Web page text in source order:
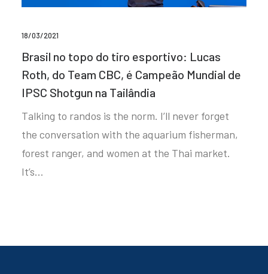
18/03/2021
Brasil no topo do tiro esportivo: Lucas
Roth, do Team CBC, é Campeão Mundial de
IPSC Shotgun na Tailândia
Talking to randos is the norm. I’ll never forget
the conversation with the aquarium fisherman,
forest ranger, and women at the Thai market.
It’s…